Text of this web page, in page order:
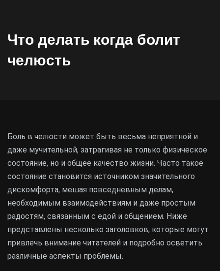
Что делать когда болит
челюсть
Боль в челюсти может быть весьма неприятной и
даже мучительной, затрагивая не только физическое
состояние, но и общее качество жизни. Часто такое
состояние становится источником значительного
дискомфорта, мешая повседневным делам,
необходимым взаимодействиям и даже простым
радостям, связанным с едой и общением. Ниже
представлены несколько заголовков, которые могут
привлечь внимание читателей и подробно осветить
различные аспекты проблемы.